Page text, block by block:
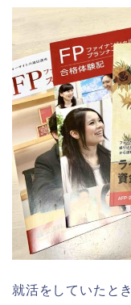
就活をしていたと